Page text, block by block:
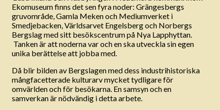
Ekomuseum finns det sen fyra noder: Grängesbergs
gruvområde, Gamla Meken och Mediumverket i
Smedjebacken, Världsarvet Engelsberg och Norbergs
Bergslag med sitt besökscentrum på Nya Lapphyttan.
Tanken är att noderna var och en ska utveckla sin egen
unika berättelse att jobba med.
Då blir bilden av Bergslagen med dess industrihistoriska
mångfacetterade kulturarv mycket tydligare för
omvärlden och för besökarna. En samsyn och en
samverkan är nödvändig i detta arbete.